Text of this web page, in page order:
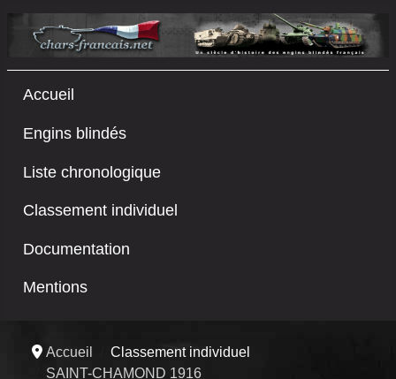
Accueil
Engins blindés
Liste chronologique
Classement individuel
Documentation
Mentions
Accueil
Classement individuel
SAINT-CHAMOND 1916